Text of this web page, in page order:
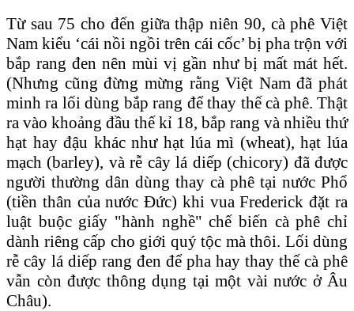
Từ sau 75 cho đến giữa thập niên 90, cà phê Việt
Nam kiểu ‘cái nồi ngồi trên cái cốc’ bị pha trộn với
bắp rang đen nên mùi vị gần như bị mất mát hết.
(Nhưng cũng đừng mừng rằng Việt Nam đã phát
minh ra lối dùng bắp rang để thay thế cà phê. Thật
ra vào khoảng đầu thế kỉ 18, bắp rang và nhiều thứ
hạt hay đậu khác như hạt lúa mì (wheat), hạt lúa
mạch (barley), và rễ cây lá diếp (chicory) đã được
người thường dân dùng thay cà phê tại nước Phổ
(tiền thân của nước Ðức) khi vua Frederick đặt ra
luật buộc giấy "hành nghề" chế biến cà phê chỉ
dành riêng cấp cho giới quý tộc mà thôi. Lối dùng
rễ cây lá diếp rang đen để pha hay thay thế cà phê
vẫn còn được thông dụng tại một vài nước ở Âu
Châu).